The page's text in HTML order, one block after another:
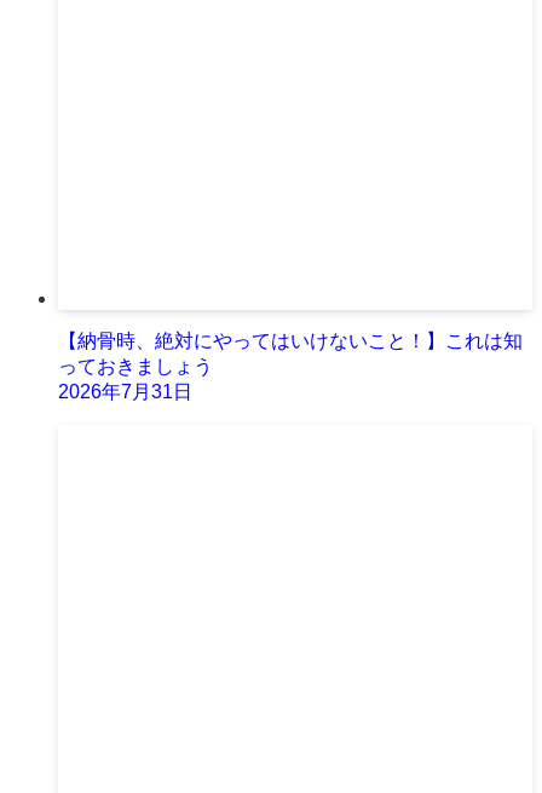
【納骨時、絶対にやってはいけないこと！】これは知
っておきましょう
2026年7月31日